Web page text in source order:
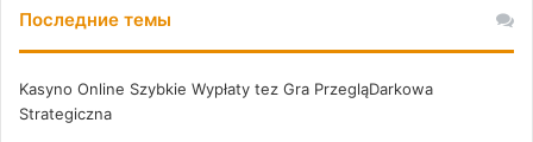
Последние темы
Kasyno Online Szybkie Wypłaty tez Gra PrzegląDarkowa
Strategiczna